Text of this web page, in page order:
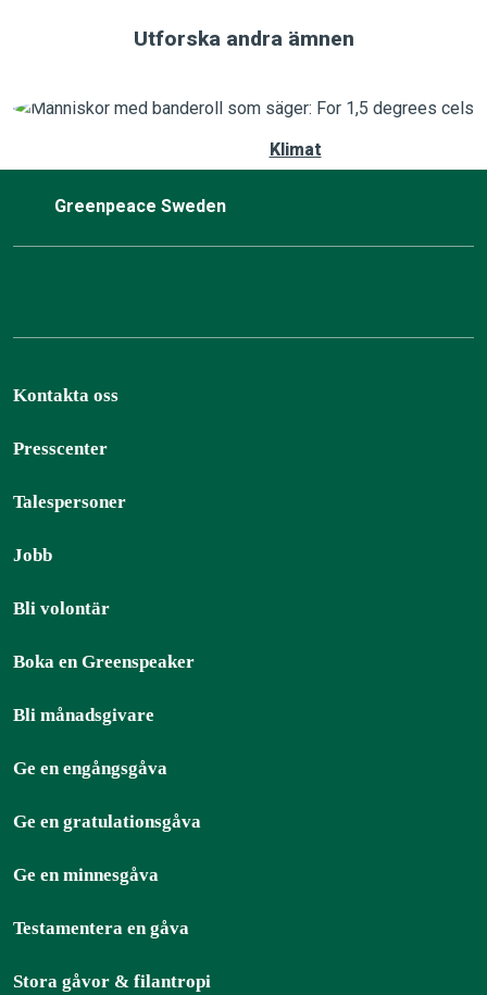
Utforska andra ämnen
Klimat
Greenpeace Sweden
Kontakta oss
Presscenter
Talespersoner
Jobb
Bli volontär
Boka en Greenspeaker
Bli månadsgivare
Ge en engångsgåva
Ge en gratulationsgåva
Ge en minnesgåva
Testamentera en gåva
Stora gåvor & filantropi